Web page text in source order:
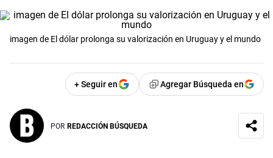
imagen de El dólar prolonga su valorización en Uruguay y el mundo
+ Seguir en Agregar Búsqueda en
POR REDACCIÓN BÚSQUEDA